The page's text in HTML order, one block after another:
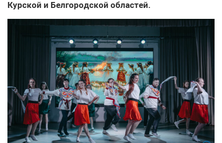
Курской и Белгородской областей.